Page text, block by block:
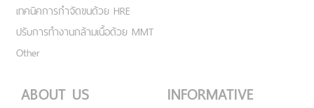
เทคนิคการกำจัดขนด้วย HRE
ปรับการทำงานกล้ามเนื้อด้วย MMT
Other
ABOUT US INFORMATIVE